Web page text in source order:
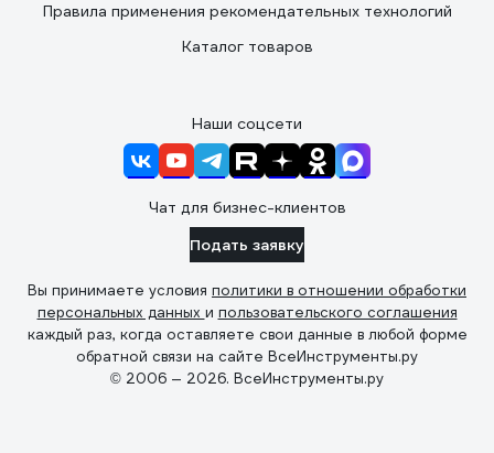
Правила применения рекомендательных технологий
Каталог товаров
Наши соцсети
Чат для бизнес-клиентов
Подать заявку
Вы принимаете условия политики в отношении обработки
персональных данных и пользовательского соглашения
каждый раз, когда оставляете свои данные в любой форме
обратной связи на сайте ВсеИнструменты.ру
© 2006 — 2026. ВсеИнструменты.ру